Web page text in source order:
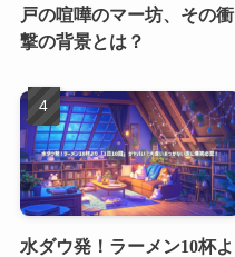
戸の喧嘩のマー坊、その衝
撃の背景とは？
水ダウ発！ラーメン10杯よ